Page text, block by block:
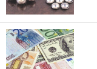
在地上方的
环保人士的
美元的项目